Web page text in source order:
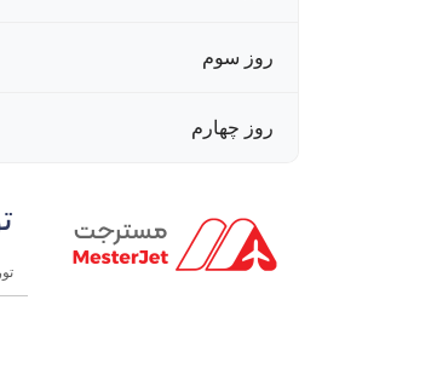
روز سوم
روز چهارم
تور 4 روزه ارمنستان | 11 شهریور 1404